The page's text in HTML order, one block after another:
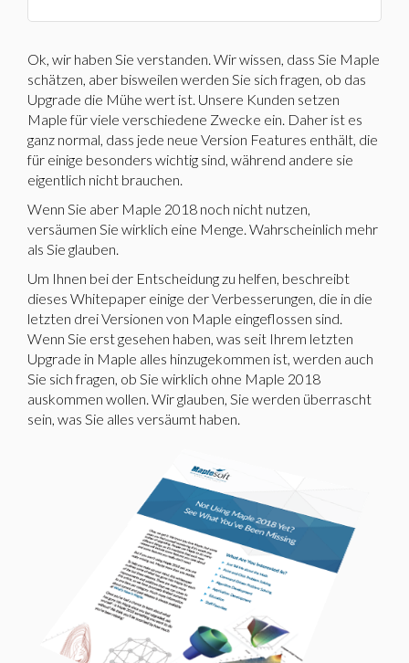
Ok, wir haben Sie verstanden. Wir wissen, dass Sie Maple
schätzen, aber bisweilen werden Sie sich fragen, ob das
Upgrade die Mühe wert ist. Unsere Kunden setzen
Maple für viele verschiedene Zwecke ein. Daher ist es
ganz normal, dass jede neue Version Features enthält, die
für einige besonders wichtig sind, während andere sie
eigentlich nicht brauchen.
Wenn Sie aber Maple 2018 noch nicht nutzen,
versäumen Sie wirklich eine Menge. Wahrscheinlich mehr
als Sie glauben.
Um Ihnen bei der Entscheidung zu helfen, beschreibt
dieses Whitepaper einige der Verbesserungen, die in die
letzten drei Versionen von Maple eingeflossen sind.
Wenn Sie erst gesehen haben, was seit Ihrem letzten
Upgrade in Maple alles hinzugekommen ist, werden auch
Sie sich fragen, ob Sie wirklich ohne Maple 2018
auskommen wollen. Wir glauben, Sie werden überrascht
sein, was Sie alles versäumt haben.